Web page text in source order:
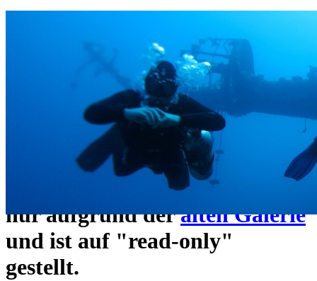
Das Sidemount-Forum ist auf
ein neues Forensystem
umgezogen und wie gewohnt
https://www.sidemount-
forum.com erreichbar.
Das alte Forum hier existiert
nur aufgrund deralten Galerie
und ist auf "read-only"
gestellt.